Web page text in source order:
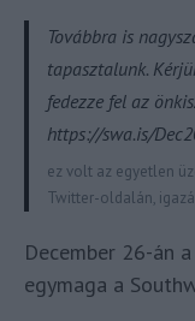
Továbbra is
tapasztalunk.
fedezze fel az
https://swa.is/
ez volt az egyetlen
Twitter-oldalán,
December 26-án
egymaga a